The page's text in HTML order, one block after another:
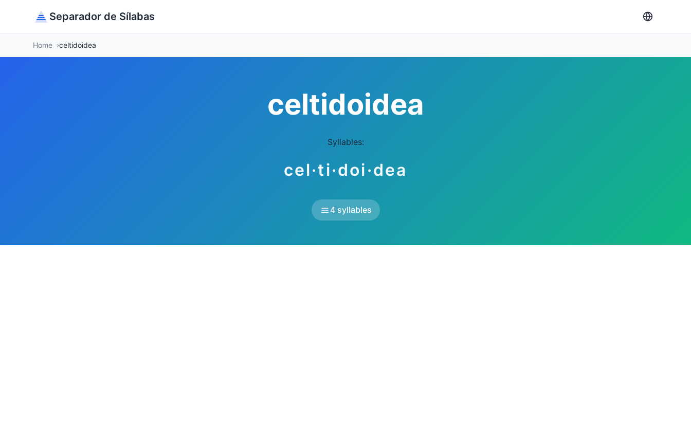
Separador de Sílabas
Home celtidoidea
celtidoidea
Syllables:
cel·ti·doi·dea
4 syllables